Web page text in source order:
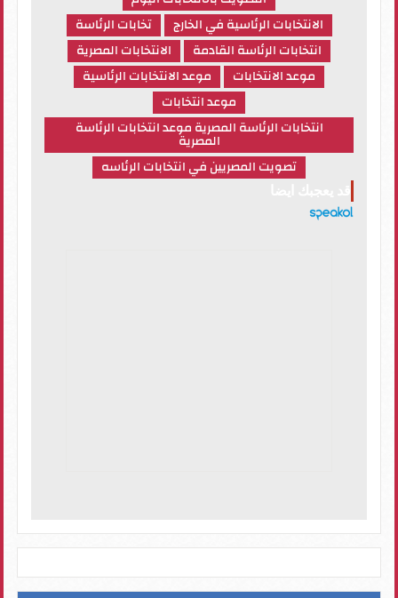
الانتخابات الرئاسية في الخارج
تخابات الرئاسة
انتخابات الرئاسة القادمة
الانتخابات المصرية
موعد الانتخابات
موعد الانتخابات الرئاسية
موعد انتخابات
انتخابات الرئاسة المصرية موعد انتخابات الرئاسة
المصرية
تصويت المصريين في انتخابات الرئاسه